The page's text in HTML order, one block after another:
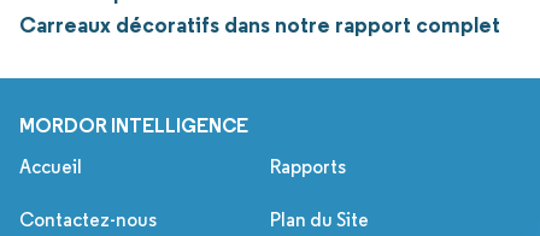
Carreaux décoratifs dans notre rapport complet
MORDOR INTELLIGENCE
Accueil Rapports
Contactez-nous Plan du Site